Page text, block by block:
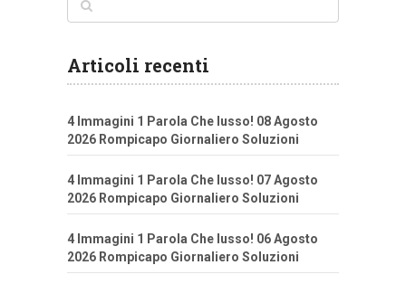
Articoli recenti
4 Immagini 1 Parola Che lusso! 08 Agosto
2026 Rompicapo Giornaliero Soluzioni
4 Immagini 1 Parola Che lusso! 07 Agosto
2026 Rompicapo Giornaliero Soluzioni
4 Immagini 1 Parola Che lusso! 06 Agosto
2026 Rompicapo Giornaliero Soluzioni